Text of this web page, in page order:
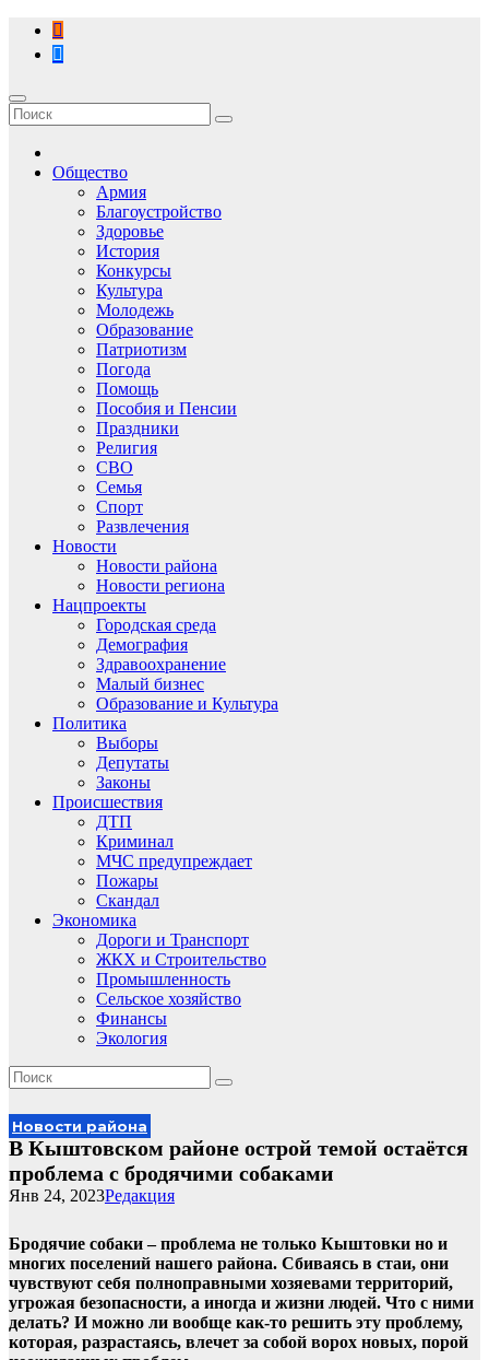
Перейти
содержимому
Общество
Армия
Благоустройство
Здоровье
История
Конкурсы
Культура
Молодежь
Образование
Патриотизм
Погода
Помощь
Пособия и Пенсии
Праздники
Религия
СВО
Семья
Спорт
Развлечения
Новости
Новости района
Новости региона
Нацпроекты
Городская среда
Демография
Здравоохранение
Малый бизнес
Образование и Культура
Политика
Выборы
Депутаты
Законы
Происшествия
ДТП
Криминал
МЧС предупреждает
Пожары
Скандал
Экономика
Дороги и Транспорт
ЖКХ и Строительство
Промышленность
Сельское хозяйство
Финансы
Экология
Новости района
В Кыштовском районе острой темой остаётся
проблема с бродячими собаками
Редакция
Янв 24, 2023
Бродячие собаки – проблема не только Кыштовки но и
многих поселений нашего района. Сбиваясь в стаи, они
чувствуют себя полноправными хозяевами территорий,
угрожая безопасности, а иногда и жизни людей. Что с ними
делать? И можно ли вообще как-то решить эту проблему,
которая, разрастаясь, влечет за собой ворох новых, порой